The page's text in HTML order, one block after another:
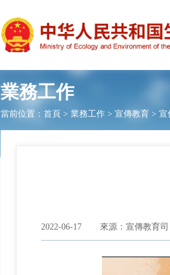
業務工作
當前位置： 首頁 > 業務工作 > 宣傳教育 > 宣
2022-06-17 來源：宣傳教育司